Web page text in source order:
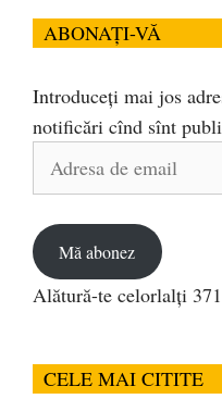
ABONAȚI-VĂ
Introduceți mai jos
notificări cînd sînt
Adresa
Mă abonez
Alătură-te celorlalți
CELE MAI CITITE